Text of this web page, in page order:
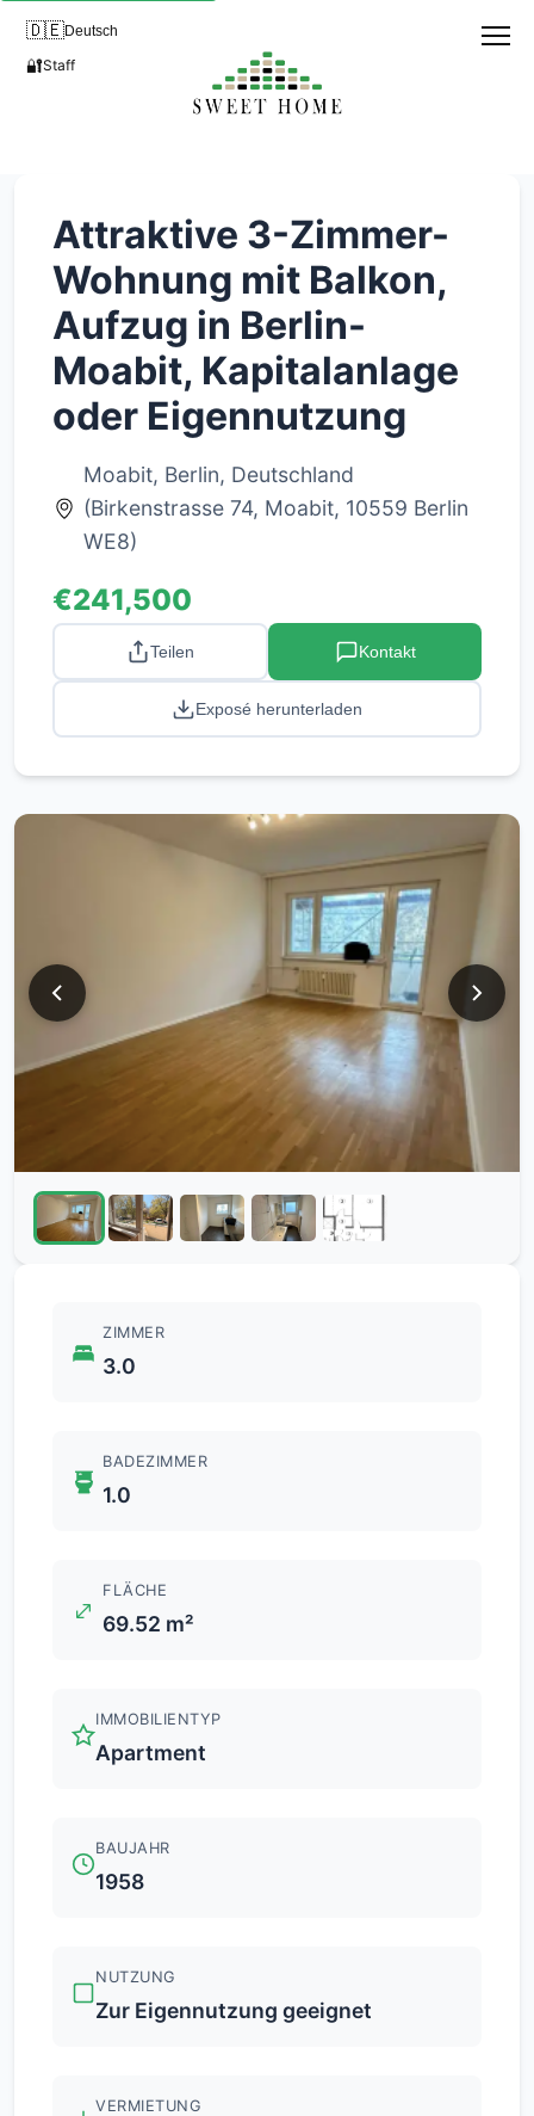
🇩🇪Deutsch
🔐Staff
Attraktive 3-Zimmer-
Wohnung mit Balkon,
Aufzug in Berlin-
Moabit, Kapitalanlage
oder Eigennutzung
Moabit, Berlin, Deutschland
(Birkenstrasse 74, Moabit, 10559 Berlin
WE8)
€241,500
Teilen Kontakt
Exposé herunterladen
ZIMMER
3.0
BADEZIMMER
1.0
FLÄCHE
69.52 m²
IMMOBILIENTYP
Apartment
BAUJAHR
1958
NUTZUNG
Zur Eigennutzung geeignet
VERMIETUNG